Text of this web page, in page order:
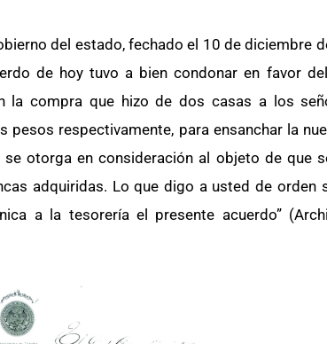
del estado, fechado el 10 de diciembre
de hoy tuvo a bien condonar en favor
la compra que hizo de dos casas a los
respectivamente, para ensanchar la
otorga en consideración al objeto de que
adquiridas. Lo que digo a usted de orden
a la tesorería el presente acuerdo”